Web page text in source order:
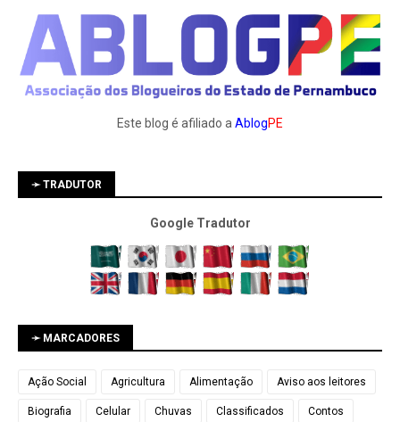
Este blog é afiliado aAblogPE
➛ TRADUTOR
Google Tradutor
➛ MARCADORES
Ação Social Agricultura Alimentação Aviso aos leitores
Biografia Celular Chuvas Classificados Contos